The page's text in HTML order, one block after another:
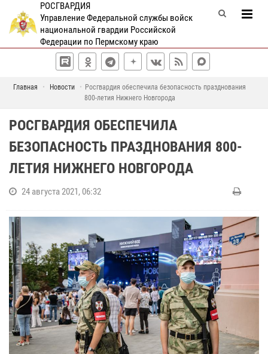
РОСГВАРДИЯ
Управление Федеральной службы войск
национальной гвардии Российской
Федерации по Пермскому краю
Главная Новости
Росгвардия обеспечила безопасность празднования
800-летия Нижнего Новгорода
РОСГВАРДИЯ ОБЕСПЕЧИЛА
БЕЗОПАСНОСТЬ ПРАЗДНОВАНИЯ 800-
ЛЕТИЯ НИЖНЕГО НОВГОРОДА
24 августа 2021, 06:32